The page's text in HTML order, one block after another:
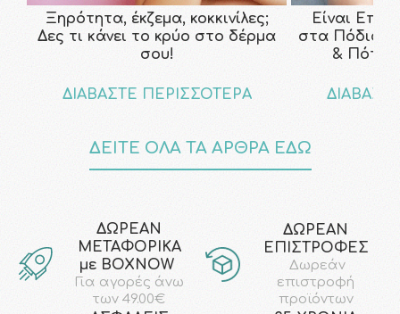
Ξηρότητα, έκζεμα, κοκκινίλες;
Δες τι κάνει το κρύο στο δέρμα
σου!
ΔΙΑΒΑΣΤΕ ΠΕΡΙΣΣΟΤΕΡΑ
Είναι
στα Πόδια;
& Πότε
ΔΕΙΤΕ ΟΛΑ ΤΑ ΑΡΘΡΑ ΕΔΩ
ΔΩΡΕΑΝ
ΜΕΤΑΦΟΡΙΚΑ
με ΒΟΧΝΟW
Για αγορές άνω
των 49.00€
ΔΩΡΕΑΝ
ΕΠΙΣΤΡΟΦΕΣ
Δωρεάν
επιστροφή
προϊόντων